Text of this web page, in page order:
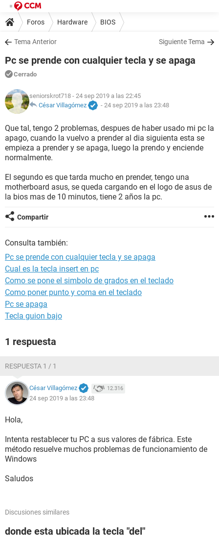
Foros Hardware BIOS
Tema Anterior Siguiente Tema
Pc se prende con cualquier tecla y se apaga
Cerrado
seniorskrot718 - 24 sep 2019 a las 22:45
César Villagómez
- 24 sep 2019 a las 23:48
Que tal, tengo 2 problemas, despues de haber usado mi pc la
apago, cuando la vuelvo a prender al dia siguienta esta se
empieza a prender y se apaga, luego la prendo y enciende
normalmente.
El segundo es que tarda mucho en prender, tengo una
motherboard asus, se queda cargando en el logo de asus de
la bios mas de 10 minutos, tiene 2 años la pc.
Compartir
Consulta también:
Pc se prende con cualquier tecla y se apaga
Cual es la tecla insert en pc
Como se pone el simbolo de grados en el teclado
Como poner punto y coma en el teclado
Pc se apaga
Tecla guion bajo
1 respuesta
RESPUESTA 1 / 1
César Villagómez 12.316
24 sep 2019 a las 23:48
Hola,
Intenta restablecer tu PC a sus valores de fábrica. Este
método resuelve muchos problemas de funcionamiento de
Windows
Saludos
Discusiones similares
donde esta ubicada la tecla "del"